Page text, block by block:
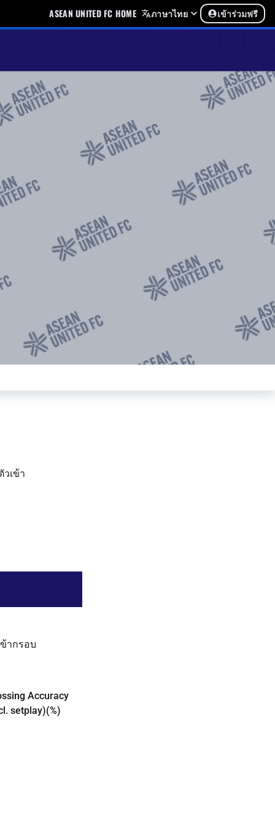
ASEAN UNITED FC HOME ภาษาไทย เข้าร่วมฟรี
วเข้า
ข้ากรอบ
Accuracy
setplay)(%)